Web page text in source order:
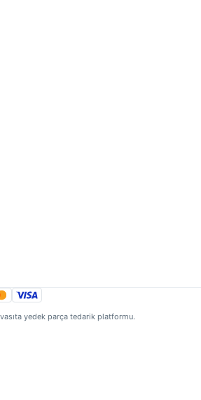
yedek parça tedarik platformu.